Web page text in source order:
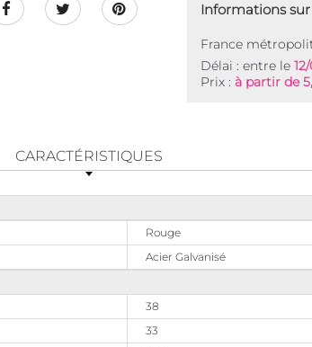
Informations
France
Délai : entre le
Prix : à partir de
CARACTÉRISTIQUES
Rouge
Acier Galvanisé
38
33